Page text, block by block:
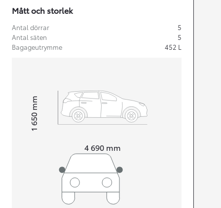
Mått och storlek
Antal dörrar
5
Antal säten
5
Bagageutrymme
452 L
4 690 mm
Height1 650
mm